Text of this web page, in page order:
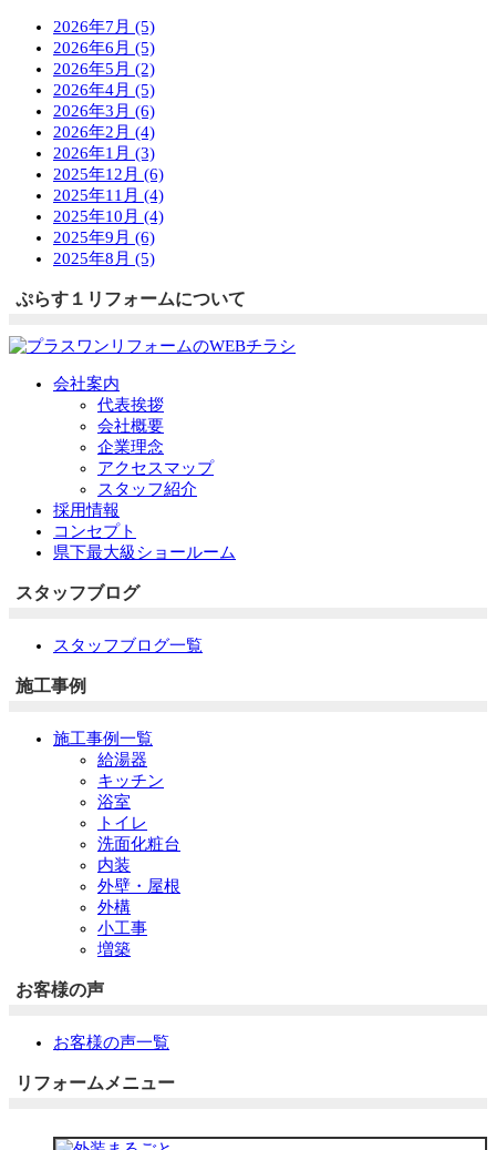
2026年7月 (5)
2026年6月 (5)
2026年5月 (2)
2026年4月 (5)
2026年3月 (6)
2026年2月 (4)
2026年1月 (3)
2025年12月 (6)
2025年11月 (4)
2025年10月 (4)
2025年9月 (6)
2025年8月 (5)
ぷらす１リフォームについて
会社案内
代表挨拶
会社概要
企業理念
アクセスマップ
スタッフ紹介
採用情報
コンセプト
県下最大級ショールーム
スタッフブログ
スタッフブログ一覧
施工事例
施工事例一覧
給湯器
キッチン
浴室
トイレ
洗面化粧台
内装
外壁・屋根
外構
小工事
増築
お客様の声
お客様の声一覧
リフォームメニュー